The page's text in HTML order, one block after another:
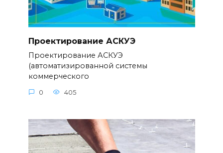
Проектирование АСКУЭ
Проектирование АСКУЭ
(автоматизированной системы
коммерческого
0 405